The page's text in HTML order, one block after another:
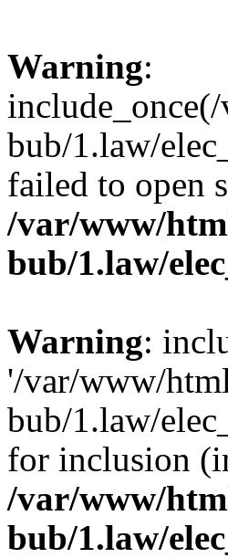
Warning:
bub/1.law/
failed to open
/var/www/
bub/1.law/
Warning:
'/var/www/
bub/1.law/
for inclusion
/var/www/
bub/1.law/